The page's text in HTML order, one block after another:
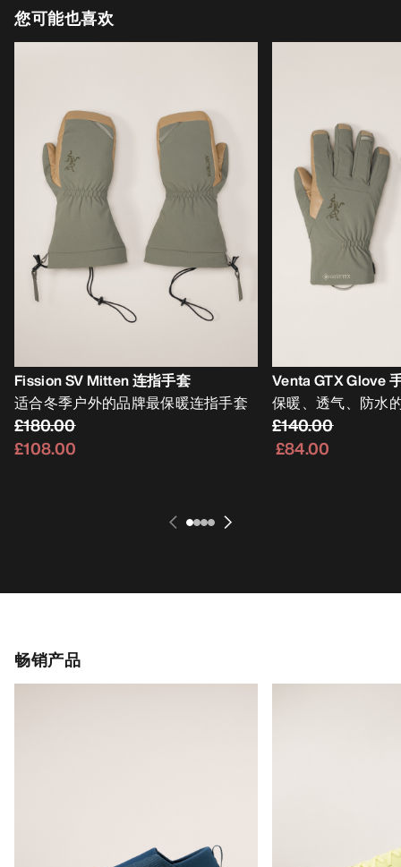
您可能也喜欢
Fission SV Mitten 连指手套
适合冬季户外的品牌最保暖连指手套
£180.00
£108.00
Venta GTX Glove
保暖、透气、防水
£140.00
£84.00
畅销产品